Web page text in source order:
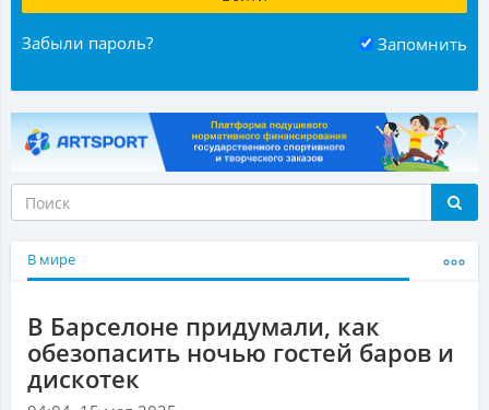
Забыли пароль? Запомнить
В мире
В Барселоне придумали, как
обезопасить ночью гостей баров и
дискотек